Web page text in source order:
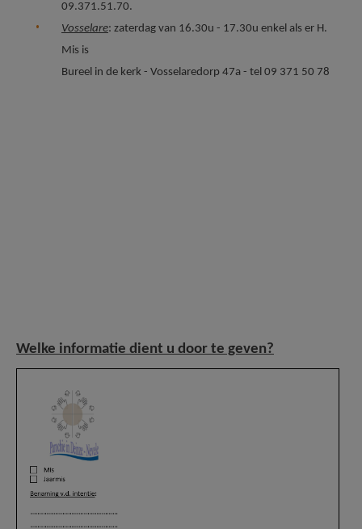
09.371.51.70.
Vosselare: zaterdag van 16.30u - 17.30u enkel als er H.
Mis is
Bureel in de kerk - Vosselaredorp 47a - tel 09 371 50 78
Welke informatie dient u door te geven?